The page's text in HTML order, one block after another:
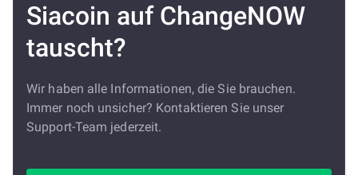
Siacoin auf ChangeNOW
tauscht?
Wir haben alle Informationen, die Sie brauchen.
Immer noch unsicher? Kontaktieren Sie unser
Support-Team jederzeit.